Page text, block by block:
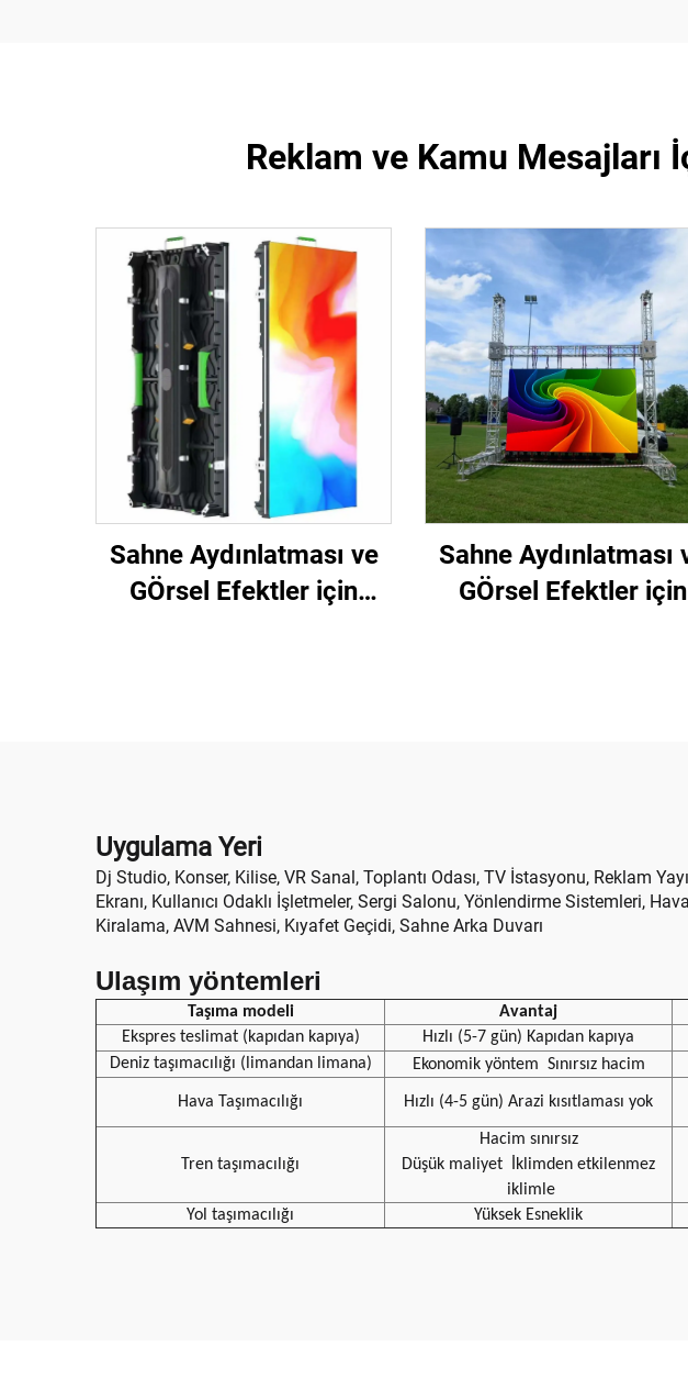
Reklam ve Kamu Mesajları
Sahne Aydınlatması ve
GÖrsel Efektler için
Sahne Aydınlatması
GÖrsel Efektler için
Uygulama Yeri
Dj Studio, Konser, Kilise, VR Sanal, Toplantı Odası, TV İstasyonu, Reklam
Ekranı, Kullanıcı Odaklı İşletmeler, Sergi Salonu, Yönlendirme Sistemleri,
Kiralama, AVM Sahnesi, Kıyafet Geçidi, Sahne Arka Duvarı
Ulaşım yöntemleri
Taşıma modeli Avantaj
Ekspres teslimat (kapıdan kapıya)
Hızlı (5-7 gün) Kapıdan kapıya
Deniz taşımacılığı (limandan limana)
Ekonomik yöntem Sınırsız hacim
Hava Taşımacılığı Hızlı (4-5 gün) Arazi kısıtlaması yok
Tren taşımacılığı
Hacim sınırsız
Düşük maliyet
İklimden etkilenmez
iklimle
Yol taşımacılığı Yüksek Esneklik